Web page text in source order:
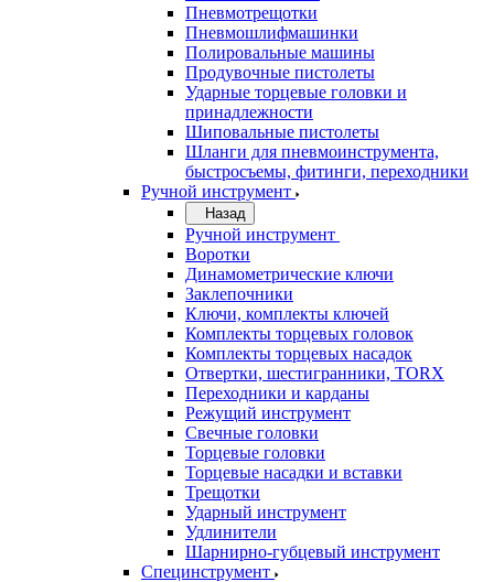
Пневмотрещотки
Пневмошлифмашинки
Полировальные машины
Продувочные пистолеты
Ударные торцевые головки и
принадлежности
Шиповальные пистолеты
Шланги для пневмоинструмента,
быстросъемы, фитинги, переходники
Ручной инструмент
Назад
Ручной инструмент
Воротки
Динамометрические ключи
Заклепочники
Ключи, комплекты ключей
Комплекты торцевых головок
Комплекты торцевых насадок
Отвертки, шестигранники, TORX
Переходники и карданы
Режущий инструмент
Свечные головки
Торцевые головки
Торцевые насадки и вставки
Трещотки
Ударный инструмент
Удлинители
Шарнирно-губцевый инструмент
Специнструмент